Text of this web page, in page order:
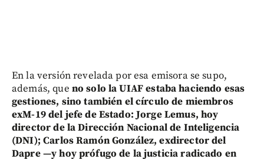
En la versión revelada por esa emisora se supo,
además, que no solo la UIAF estaba haciendo esas
gestiones, sino también el círculo de miembros
exM-19 del jefe de Estado: Jorge Lemus, hoy
director de la Dirección Nacional de Inteligencia
(DNI); Carlos Ramón González, exdirector del
Dapre —y hoy prófugo de la justicia radicado en